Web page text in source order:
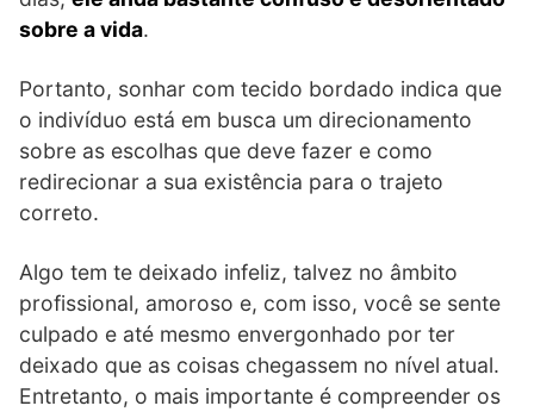
sobre a vida.
Portanto, sonhar com tecido bordado indica que
o indivíduo está em busca um direcionamento
sobre as escolhas que deve fazer e como
redirecionar a sua existência para o trajeto
correto.
Algo tem te deixado infeliz, talvez no âmbito
profissional, amoroso e, com isso, você se sente
culpado e até mesmo envergonhado por ter
deixado que as coisas chegassem no nível atual.
Entretanto, o mais importante é compreender os